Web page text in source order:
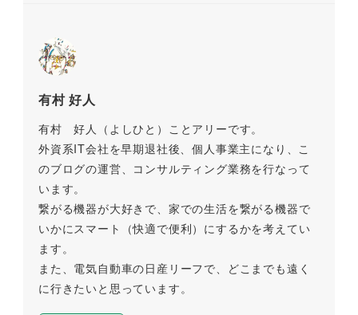
有村 好人
有村 好人（よしひと）ことアリーです。
外資系IT会社を早期退社後、個人事業主になり、こ
のブログの運営、コンサルティング業務を行なって
います。
繋がる機器が大好きで、家での生活を繋がる機器で
いかにスマート（快適で便利）にするかを考えてい
ます。
また、電気自動車の日産リーフで、どこまでも遠く
に行きたいと思っています。